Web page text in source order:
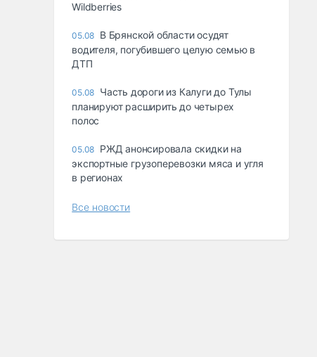
Wildberries
05.08 В Брянской области осудят
водителя, погубившего целую семью в
ДТП
05.08 Часть дороги из Калуги до Тулы
планируют расширить до четырех
полос
05.08 РЖД анонсировала скидки на
экспортные грузоперевозки мяса и угля
в регионах
Все новости